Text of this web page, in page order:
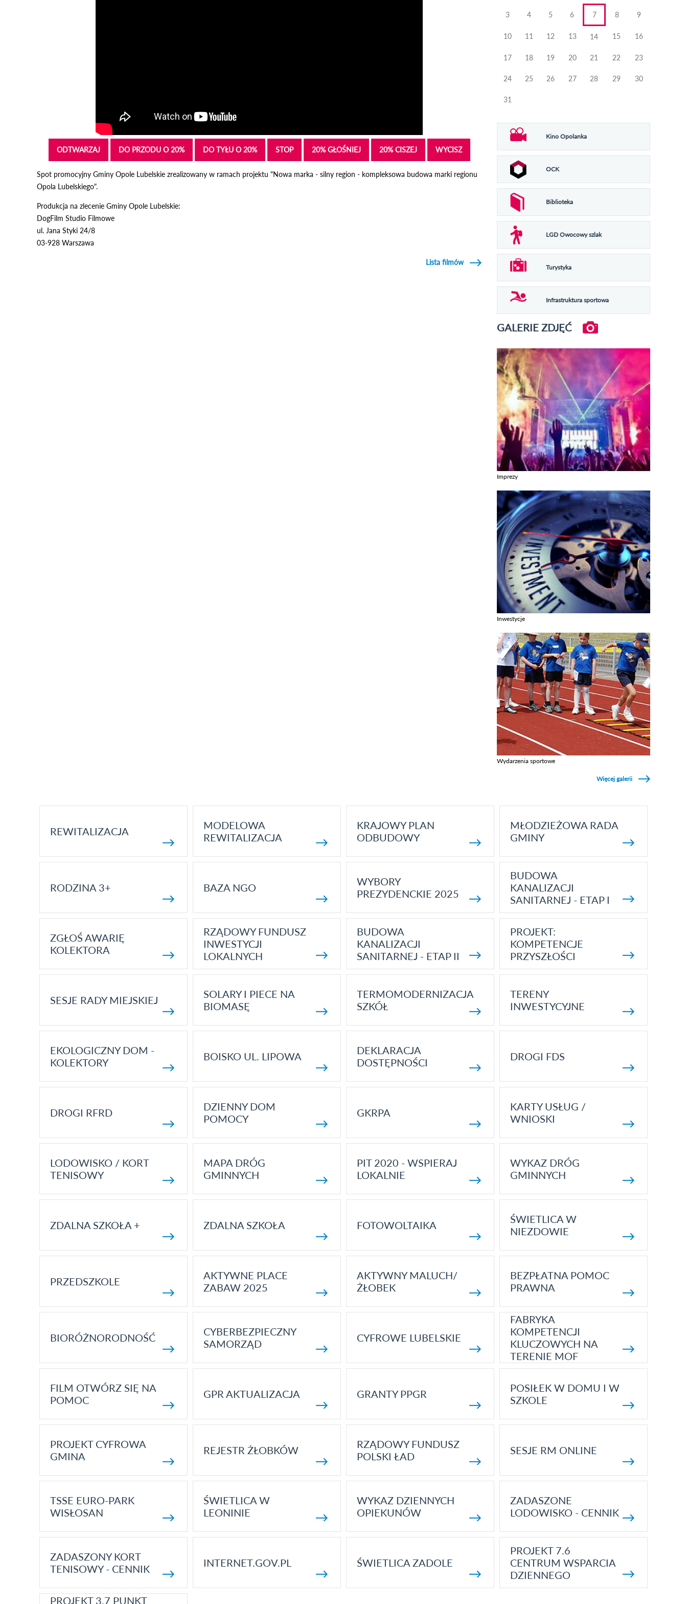
ODTWARZAJ DO PRZODU O 20% DO TYŁU O 20% STOP 20% GŁOŚNIEJ 20% CISZEJ WYCISZ
Spot promocyjny Gminy Opole Lubelskie zrealizowany w ramach projektu "Nowa marka - silny region - kompleksowa budowa marki regionu
Opola Lubelskiego".
Produkcja na zlecenie Gminy Opole Lubelskie:
DogFilm Studio Filmowe
ul. Jana Styki 24/8
03-928 Warszawa
Lista filmów
3 4 5 6 7 8 9
10 11 12 13 14 15 16
17 18 19 20 21 22 23
24 25 26 27 28 29 30
31
Kino Opolanka
OCK
Biblioteka
LGD Owocowy szlak
Turystyka
Infrastruktura sportowa
GALERIE ZDJĘĆ
Imprezy
Inwestycje
Wydarzenia sportowe
Więcej galerii
REWITALIZACJA
MODELOWA
REWITALIZACJA
KRAJOWY PLAN
ODBUDOWY
MŁODZIEŻOWA RADA
GMINY
RODZINA 3+ BAZA NGO
WYBORY
PREZYDENCKIE 2025
BUDOWA
KANALIZACJI
SANITARNEJ - ETAP I
ZGŁOŚ AWARIĘ
KOLEKTORA
RZĄDOWY FUNDUSZ
INWESTYCJI
LOKALNYCH
BUDOWA
KANALIZACJI
SANITARNEJ - ETAP II
PROJEKT:
KOMPETENCJE
PRZYSZŁOŚCI
SESJE RADY MIEJSKIEJ
SOLARY I PIECE NA
BIOMASĘ
TERMOMODERNIZACJA
SZKÓŁ
TERENY
INWESTYCYJNE
EKOLOGICZNY DOM -
KOLEKTORY
BOISKO UL. LIPOWA
DEKLARACJA
DOSTĘPNOŚCI
DROGI FDS
DROGI RFRD
DZIENNY DOM
POMOCY
GKRPA
KARTY USŁUG /
WNIOSKI
LODOWISKO / KORT
TENISOWY
MAPA DRÓG
GMINNYCH
PIT 2020 - WSPIERAJ
LOKALNIE
WYKAZ DRÓG
GMINNYCH
ZDALNA SZKOŁA + ZDALNA SZKOŁA FOTOWOLTAIKA
ŚWIETLICA W
NIEZDOWIE
PRZEDSZKOLE
AKTYWNE PLACE
ZABAW 2025
AKTYWNY MALUCH/
ŻŁOBEK
BEZPŁATNA POMOC
PRAWNA
BIORÓŻNORODNOŚĆ
CYBERBEZPIECZNY
SAMORZĄD
CYFROWE LUBELSKIE
FABRYKA
KOMPETENCJI
KLUCZOWYCH NA
TERENIE MOF
FILM OTWÓRZ SIĘ NA
POMOC
GPR AKTUALIZACJA GRANTY PPGR
POSIŁEK W DOMU I W
SZKOLE
PROJEKT CYFROWA
GMINA
REJESTR ŻŁOBKÓW
RZĄDOWY FUNDUSZ
POLSKI ŁAD
SESJE RM ONLINE
TSSE EURO-PARK
WISŁOSAN
ŚWIETLICA W
LEONINIE
WYKAZ DZIENNYCH
OPIEKUNÓW
ZADASZONE
LODOWISKO - CENNIK
ZADASZONY KORT
TENISOWY - CENNIK
INTERNET.GOV.PL ŚWIETLICA ZADOLE
PROJEKT 7.6
CENTRUM WSPARCIA
DZIENNEGO
PROJEKT 3.7 PUNKT